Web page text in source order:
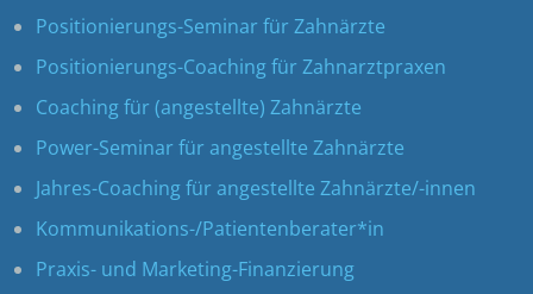
Positionierungs-Seminar für Zahnärzte
Positionierungs-Coaching für Zahnarztpraxen
Coaching für (angestellte) Zahnärzte
Power-Seminar für angestellte Zahnärzte
Jahres-Coaching für angestellte Zahnärzte/-innen
Kommunikations-/Patientenberater*in
Praxis- und Marketing-Finanzierung